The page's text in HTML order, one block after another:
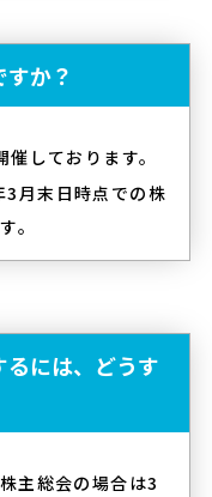
か？
しております。
3月末日時点での株
。
には、どうす
主総会の場合は3